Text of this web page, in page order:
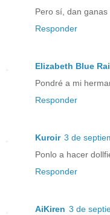
Pero sí, dan
Responder
Elizabeth Blue
Pondré a mi
Responder
Kuroir 3 de
Ponlo a hacer
Responder
AiKiren 3 de